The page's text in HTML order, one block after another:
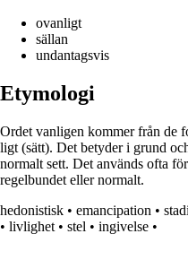
ovanligt
sällan
undantagsvis
Etymologi
Ordet vanligen kommer från de
ligt (sätt). Det betyder i grund
normalt sett. Det används ofta
regelbundet eller normalt.
hedonistisk • emancipation •
• livlighet • stel • ingivelse •